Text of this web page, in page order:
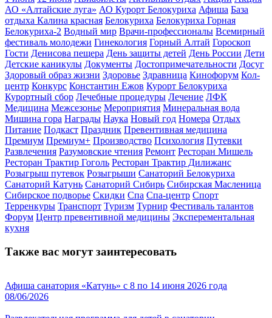
АО «Алтайские луга» АО Курорт Белокуриха Афиша База
отдыха Калина красная Белокуриха Белокуриха Горная
Белокуриха-2 Водный мир Врачи-профессионалы Всемирный
фестиваль молодежи Гинекология Горный Алтай Гороскоп
Гости Денисова пещера День защиты детей День России Дети
Детские каникулы Документы Достопримечательности Досуг
Здоровый образ жизни Здоровье Здравница Кинофорум Кол-
центр Конкурс Константин Ежов Курорт Белокуриха
Курортный сбор Лечебные процедуры Лечение ЛФК
Медицина Межсезонье Мероприятия Минеральная вода
Мишина гора Награды Наука Новый год Номера Отдых
Питание Подкаст Праздник Превентивная медицина
Премиум Премиум+ Производство Психология Путевки
Развлечения Разумовские чтения Ремонт Ресторан Мишель
Ресторан Трактир Гоголь Ресторан Трактир Дилижанс
Розыгрыш путевок Розыгрыши Санаторий Белокуриха
Санаторий Катунь Санаторий Сибирь Сибирская Масленица
Сибирское подворье Скидки Спа Спа-центр Спорт
Терренкуры Транспорт Туризм Турнир Фестиваль талантов
Форум Центр превентивной медицины Эксперементальная
кухня
Также вас могут заинтересовать
Афиша санатория «Катунь» с 8 по 14 июня 2026 года
08/06/2026